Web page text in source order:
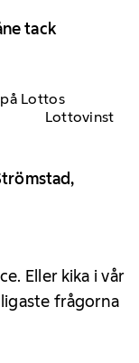
tack
Lottovinst
Eller kika i vår
frågorna